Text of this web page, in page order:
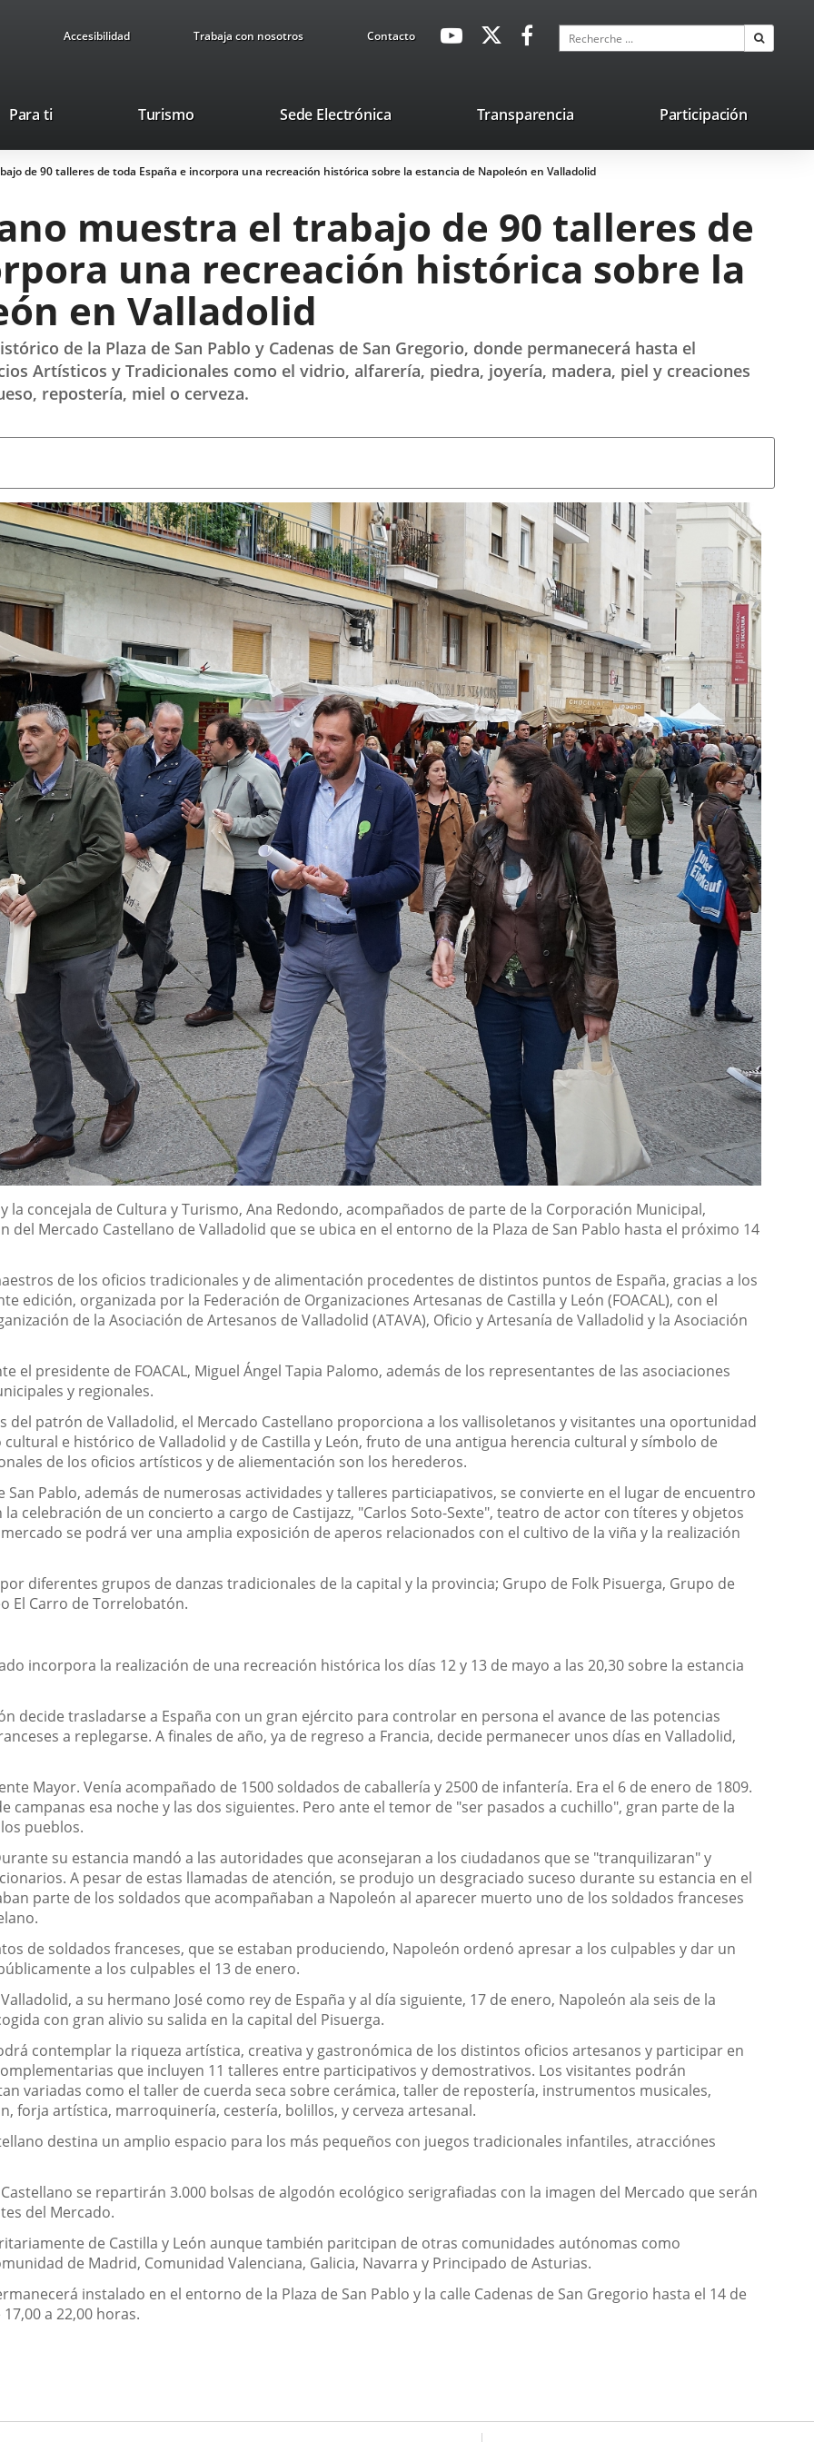
Accesibilidad Trabaja con nosotros ContactoavaHeaderSocial
Enlace
externa.
Enlace
aplicación
externa.
Enlace
aplicación
externa.
Recherche
Para ti TurismoEste
se
abrirá
ventana
Sede ElectrónicaEnlace
una
aplicación
Transparencia Participación
de 90 talleres de toda España e incorpora una recreación histórica sobre la estancia de Napoleón en Valladolid
muestra el trabajo de 90 talleres de
una recreación histórica sobre la
en Valladolid
de la Plaza de San Pablo y Cadenas de San Gregorio, donde permanecerá hasta el
Artísticos y Tradicionales como el vidrio, alfarería, piedra, joyería, madera, piel y creaciones
repostería, miel o cerveza.
la concejala de Cultura y Turismo, Ana Redondo, acompañados de parte de la Corporación Municipal,
del Mercado Castellano de Valladolid que se ubica en el entorno de la Plaza de San Pablo hasta el próximo 14
de los oficios tradicionales y de alimentación procedentes de distintos puntos de España, gracias a los
edición, organizada por la Federación de Organizaciones Artesanas de Castilla y León (FOACAL), con el
de la Asociación de Artesanos de Valladolid (ATAVA), Oficio y Artesanía de Valladolid y la Asociación
el presidente de FOACAL, Miguel Ángel Tapia Palomo, además de los representantes de las asociaciones
y regionales.
del patrón de Valladolid, el Mercado Castellano proporciona a los vallisoletanos y visitantes una oportunidad
e histórico de Valladolid y de Castilla y León, fruto de una antigua herencia cultural y símbolo de
de los oficios artísticos y de aliementación son los herederos.
Pablo, además de numerosas actividades y talleres particiapativos, se convierte en el lugar de encuentro
celebración de un concierto a cargo de Castijazz, "Carlos Soto-Sexte", teatro de actor con títeres y objetos
se podrá ver una amplia exposición de aperos relacionados con el cultivo de la viña y la realización
diferentes grupos de danzas tradicionales de la capital y la provincia; Grupo de Folk Pisuerga, Grupo de
El Carro de Torrelobatón.
incorpora la realización de una recreación histórica los días 12 y 13 de mayo a las 20,30 sobre la estancia
decide trasladarse a España con un gran ejército para controlar en persona el avance de las potencias
a replegarse. A finales de año, ya de regreso a Francia, decide permanecer unos días en Valladolid,
Mayor. Venía acompañado de 1500 soldados de caballería y 2500 de infantería. Era el 6 de enero de 1809.
campanas esa noche y las dos siguientes. Pero ante el temor de "ser pasados a cuchillo", gran parte de la
pueblos.
su estancia mandó a las autoridades que aconsejaran a los ciudadanos que se "tranquilizaran" y
A pesar de estas llamadas de atención, se produjo un desgraciado suceso durante su estancia en el
parte de los soldados que acompañaban a Napoleón al aparecer muerto uno de los soldados franceses
de soldados franceses, que se estaban produciendo, Napoleón ordenó apresar a los culpables y dar un
a los culpables el 13 de enero.
a su hermano José como rey de España y al día siguiente, 17 de enero, Napoleón ala seis de la
con gran alivio su salida en la capital del Pisuerga.
contemplar la riqueza artística, creativa y gastronómica de los distintos oficios artesanos y participar en
que incluyen 11 talleres entre participativos y demostrativos. Los visitantes podrán
variadas como el taller de cuerda seca sobre cerámica, taller de repostería, instrumentos musicales,
forja artística, marroquinería, cestería, bolillos, y cerveza artesanal.
destina un amplio espacio para los más pequeños con juegos tradicionales infantiles, atracciónes
se repartirán 3.000 bolsas de algodón ecológico serigrafiadas con la imagen del Mercado que serán
del Mercado.
de Castilla y León aunque también paritcipan de otras comunidades autónomas como
de Madrid, Comunidad Valenciana, Galicia, Navarra y Principado de Asturias.
instalado en el entorno de la Plaza de San Pablo y la calle Cadenas de San Gregorio hasta el 14 de
a 22,00 horas.